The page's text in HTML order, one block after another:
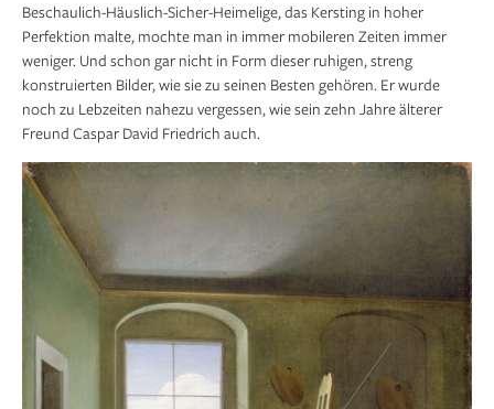
Beschaulich-Häuslich-Sicher-Heimelige, das Kersting in hoher
Perfektion malte, mochte man in immer mobileren Zeiten immer
weniger. Und schon gar nicht in Form dieser ruhigen, streng
konstruierten Bilder, wie sie zu seinen Besten gehören. Er wurde
noch zu Lebzeiten nahezu vergessen, wie sein zehn Jahre älterer
Freund Caspar David Friedrich auch.